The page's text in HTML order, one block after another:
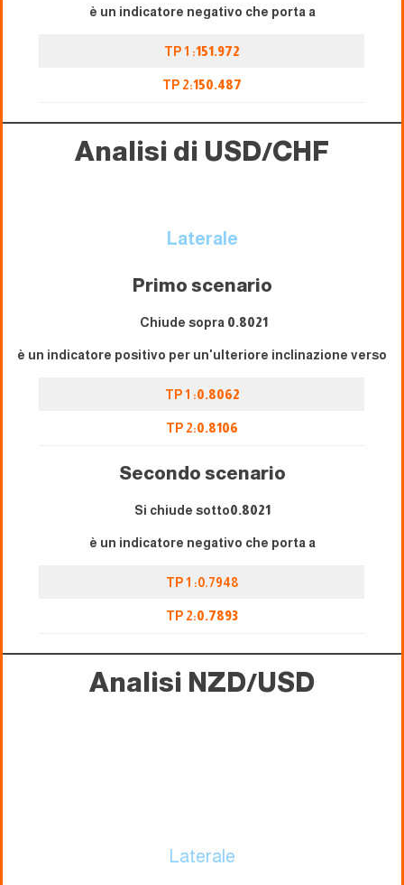
è un indicatore negativo che porta a
TP 1 :151.972
TP 2:150.487
Analisi di USD/CHF
Laterale
Primo scenario
Chiude sopra 0.8021
è un indicatore positivo per un'ulteriore inclinazione verso
TP 1 :0.8062
TP 2:0.8106
Secondo scenario
Si chiude sotto0.8021
è un indicatore negativo che porta a
TP 1 :0.7948
TP 2:0.7893
Analisi NZD/USD
Laterale